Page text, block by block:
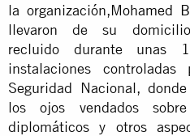
la organización,Mohamed
llevaron de su
recluido durante unas
instalaciones
Seguridad Nacional,
los ojos vendados
diplomáticos y otros